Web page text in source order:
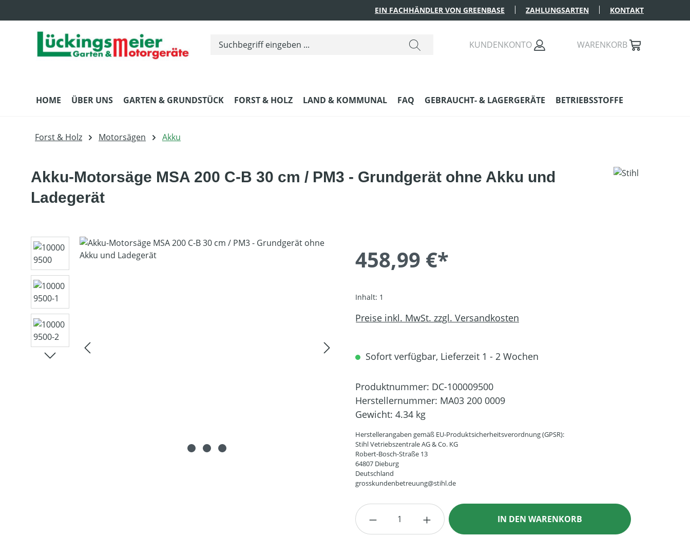
EIN FACHHÄNDLER VON GREENBASE ZAHLUNGSARTEN KONTAKT
KUNDENKONTO WARENKORB
HOME ÜBER UNS GARTEN & GRUNDSTÜCK FORST & HOLZ LAND & KOMMUNAL FAQ GEBRAUCHT- & LAGERGERÄTE BETRIEBSSTOFFE
Forst & Holz Motorsägen Akku
Akku-Motorsäge MSA 200 C-B 30 cm / PM3 - Grundgerät ohne Akku und
Ladegerät
Bildergalerie überspringen
458,99 €*
Inhalt: 1
Preise inkl. MwSt. zzgl. Versandkosten
Sofort verfügbar, Lieferzeit 1 - 2 Wochen
Produktnummer: DC-100009500
Herstellernummer: MA03 200 0009
Gewicht: 4.34 kg
Herstellerangaben gemäß EU-Produktsicherheitsverordnung (GPSR):
Stihl Vetriebszentrale AG & Co. KG
Robert-Bosch-Straße 13
64807 Dieburg
Deutschland
grosskundenbetreuung@stihl.de
Produkt Anzahl: Gib den gewünschten Wert ein oder
IN DEN WARENKORB